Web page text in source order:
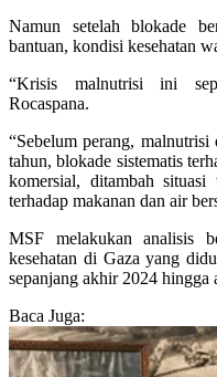
Namun setelah blokade
bantuan, kondisi kesehatan
“Krisis malnutrisi ini
Rocaspana.
“Sebelum perang,
tahun, blokade sistematis
komersial, ditambah situasi
terhadap makanan dan air
MSF melakukan analisis
kesehatan di Gaza yang
sepanjang akhir 2024 hingga
Baca Juga: